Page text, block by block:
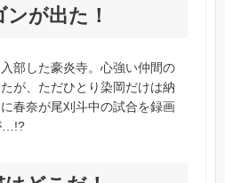
が出た！
部した豪炎寺。心強い仲間の
が、ただひとり染岡だけは納
春奈が尾刈斗中の試合を録画
…!?